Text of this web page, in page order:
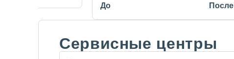
До После
Сервисные центры